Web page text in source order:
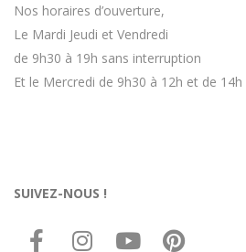
Nos horaires d’ouverture,
Le Mardi Jeudi et Vendredi
de 9h30 à 19h sans interruption
Et le Mercredi de 9h30 à 12h et de 14h
SUIVEZ-NOUS !